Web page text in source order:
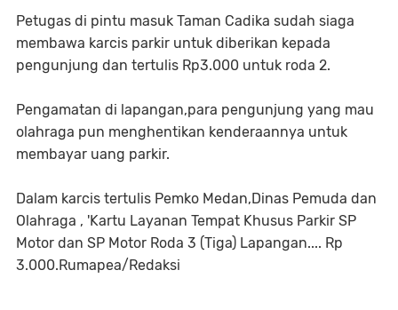
Petugas di pintu masuk Taman Cadika sudah siaga
membawa karcis parkir untuk diberikan kepada
pengunjung dan tertulis Rp3.000 untuk roda 2.
Pengamatan di lapangan,para pengunjung yang mau
olahraga pun menghentikan kenderaannya untuk
membayar uang parkir.
Dalam karcis tertulis Pemko Medan,Dinas Pemuda dan
Olahraga , 'Kartu Layanan Tempat Khusus Parkir SP
Motor dan SP Motor Roda 3 (Tiga) Lapangan.... Rp
3.000.Rumapea/Redaksi